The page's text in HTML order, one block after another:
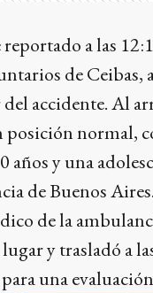
a las
de Ceibas,
accidente. Al
posición normal,
años y una
de Buenos Aires.
de la
lugar y trasladó a
una